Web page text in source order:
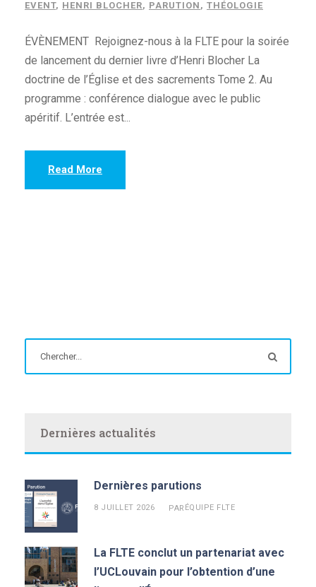
EVENT, HENRI BLOCHER, PARUTION , THÉOLOGIE
ÉVÈNEMENT Rejoignez-nous à la FLTE pour la soirée
de lancement du dernier livre d’Henri Blocher La
doctrine de l’Église et des sacrements Tome 2. Au
programme : conférence dialogue avec le public
apéritif. L’entrée est...
Read More
Dernières actualités
Dernières parutions
8 JUILLET 2026 PAR ÉQUIPE FLTE
La FLTE conclut un partenariat avec
l’UCLouvain pour l’obtention d’une